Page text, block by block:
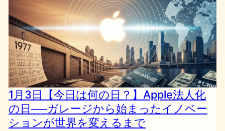
1月3日【今日は何の日？】Apple法人化
の日──ガレージから始まったイノベー
ションが世界を変えるまで